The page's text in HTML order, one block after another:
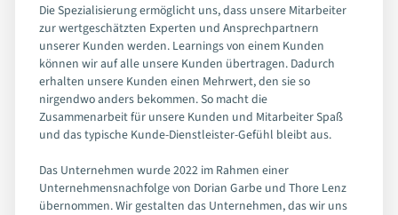
Die Spezialisierung ermöglicht uns, dass unsere Mitarbeiter
zur wertgeschätzten Experten und Ansprechpartnern
unserer Kunden werden. Learnings von einem Kunden
können wir auf alle unsere Kunden übertragen. Dadurch
erhalten unsere Kunden einen Mehrwert, den sie so
nirgendwo anders bekommen. So macht die
Zusammenarbeit für unsere Kunden und Mitarbeiter Spaß
und das typische Kunde-Dienstleister-Gefühl bleibt aus.
Das Unternehmen wurde 2022 im Rahmen einer
Unternehmensnachfolge von Dorian Garbe und Thore Lenz
übernommen. Wir gestalten das Unternehmen, das wir uns